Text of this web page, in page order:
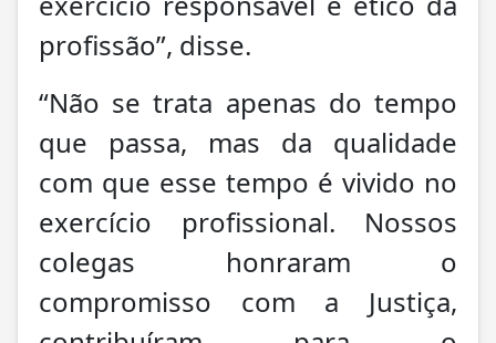
profissão”, disse.
“Não se trata apenas do tempo
que passa, mas da qualidade
com que esse tempo é vivido no
exercício profissional. Nossos
colegas honraram o
compromisso com a Justiça,